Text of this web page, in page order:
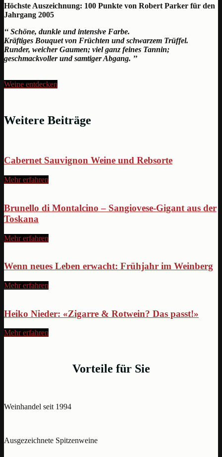
Höchste Auszeichnung: 100 Punkte von Robert Parker für den
Jahrgang 2005
‘‘ Schöne, dunkle und intensive Farbe.
Kräftiges Bouquet von Früchten und schwarzem Trüffel.
Runder, weicher Gaumen; viel ganz feines Tannin;
geschmackvoller und samtiger Abgang. ’’
Weine entdecken
Weitere Beiträge
Cabernet Sauvignon Weine und Rebsorte
Mehr erfahren
Brunello di Montalcino – Sangiovese-Gigant aus der
Toskana
Mehr erfahren
Wenn neues Leben erwacht: Frühjahr im Weinberg
Mehr erfahren
Heiko Nieder: «Zigarre & Rotwein? Das passt!»
Mehr erfahren
Vorteile für Sie
Weinhandel seit 1994
Ausgezeichnete Spitzenweine